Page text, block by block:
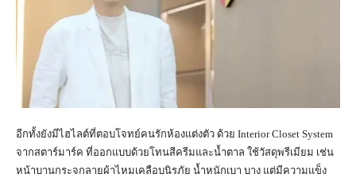
อีกทั้งยังมีไฮไลต์ที่ตอบโจทย์คนรักห้องแต่งตัว ด้วย Interior Closet System
จากสตาร์มาร์ค ที่ออกแบบด้วยโทนสีครีมและน้ำตาล ใช้วัสดุพรีเมียม เช่น
หน้าบานกระจกลายผ้าไหมเคลือบนิรภัย น้ำหนักเบา บาง แต่มีความแข็ง